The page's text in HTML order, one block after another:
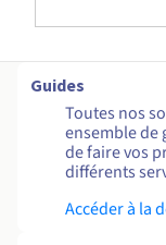
Guides
Toutes nos
ensemble de
de faire vos
différents
Accéder à la